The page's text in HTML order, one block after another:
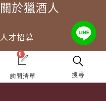
關於獵酒人
人才招募
隱私權條款
服務條款
0
詢問清單 搜尋